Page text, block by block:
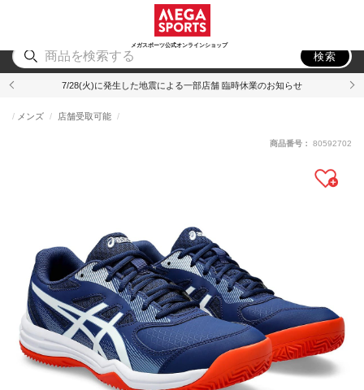
メガスポーツ公式オンラインショップ
アウトドア
検索
7/28(火)に発生した地震による一部店舗 臨時休業のお知らせ
メンズ 店舗受取可能
商品番号： 80592702